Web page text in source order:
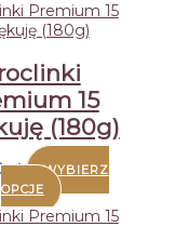
15
(180g)
zł
WYBIERZ
OPCJE